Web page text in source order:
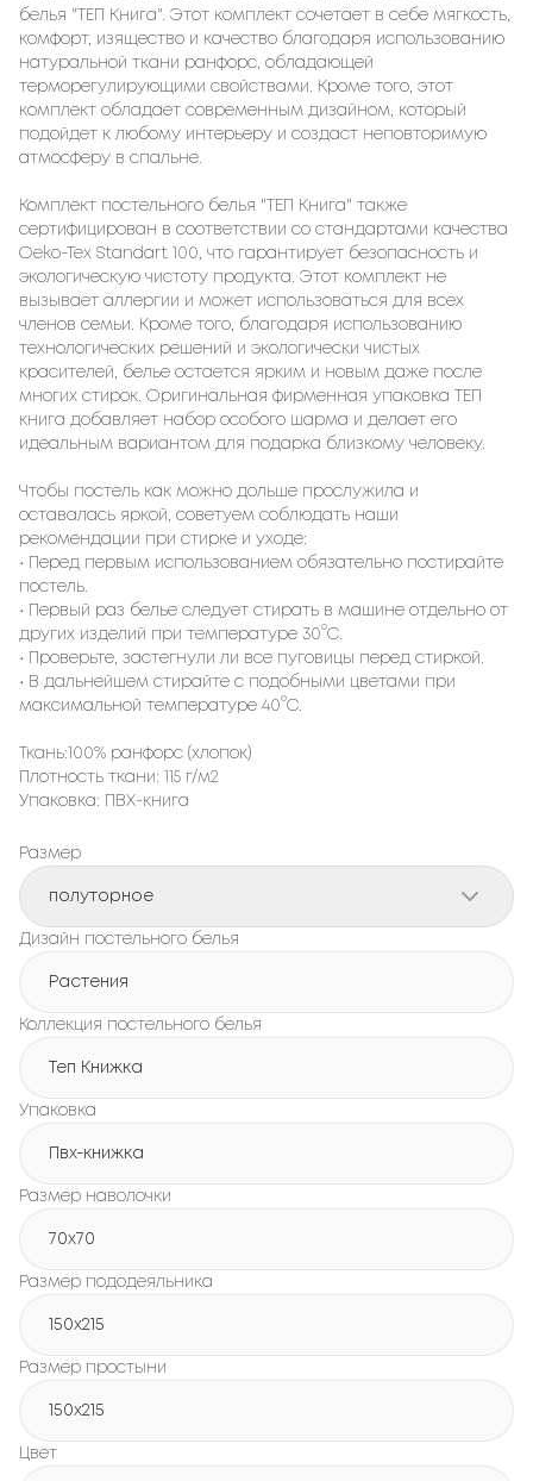
белья "ТЕП Книга". Этот комплект сочетает в себе мягкость,
комфорт, изящество и качество благодаря использованию
натуральной ткани ранфорс, обладающей
терморегулирующими свойствами. Кроме того, этот
комплект обладает современным дизайном, который
подойдет к любому интерьеру и создаст неповторимую
атмосферу в спальне.
Комплект постельного белья "ТЕП Книга" также
сертифицирован в соответствии со стандартами качества
Oeko-Tex Standart 100, что гарантирует безопасность и
экологическую чистоту продукта. Этот комплект не
вызывает аллергии и может использоваться для всех
членов семьи. Кроме того, благодаря использованию
технологических решений и экологически чистых
красителей, белье остается ярким и новым даже после
многих стирок. Оригинальная фирменная упаковка ТЕП
книга добавляет набор особого шарма и делает его
идеальным вариантом для подарка близкому человеку.
Чтобы постель как можно дольше прослужила и
оставалась яркой, советуем соблюдать наши
рекомендации при стирке и уходе:
• Перед первым использованием обязательно постирайте
постель.
• Первый раз белье следует стирать в машине отдельно от
других изделий при температуре 30°С.
• Проверьте, застегнули ли все пуговицы перед стиркой.
• В дальнейшем стирайте с подобными цветами при
максимальной температуре 40°С.
Ткань:100% ранфорс (хлопок)
Плотность ткани: 115 г/м2
Упаковка: ПВХ-книга
Размер
полуторное
Дизайн постельного белья
Растения
Коллекция постельного белья
Теп Книжка
Упаковка
Пвх-книжка
Размер наволочки
70x70
Размер пододеяльника
150х215
Размер простыни
150х215
Цвет